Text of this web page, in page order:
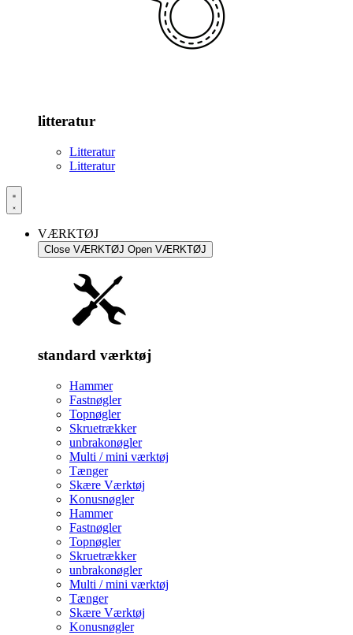
litteratur
Litteratur
Litteratur
VÆRKTØJ
Close VÆRKTØJ Open VÆRKTØJ
standard værktøj
Hammer
Fastnøgler
Topnøgler
Skruetrækker
unbrakonøgler
Multi / mini værktøj
Tænger
Skære Værktøj
Konusnøgler
Hammer
Fastnøgler
Topnøgler
Skruetrækker
unbrakonøgler
Multi / mini værktøj
Tænger
Skære Værktøj
Konusnøgler